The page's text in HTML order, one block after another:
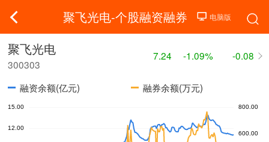
聚飞光电-个股融资融券
聚飞光电
300303
7.24 -1.09% -0.08
融资余额(亿元) 融券余额(万元)